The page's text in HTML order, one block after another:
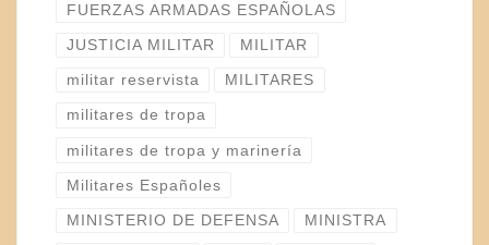
FUERZAS ARMADAS ESPAÑOLAS
JUSTICIA MILITAR MILITAR
militar reservista MILITARES
militares de tropa
militares de tropa y marinería
Militares Españoles
MINISTERIO DE DEFENSA MINISTRA